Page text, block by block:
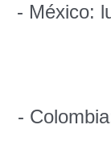
- México:
-